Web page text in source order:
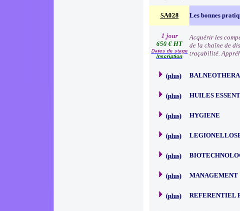
SA028 Les bonnes
1 jour
650 € HT
Dates de stage
Inscription
Acquérir les
de la chaîne de
traçabilité.
(plus)
(plus) HUILES
(plus) HYGIENE
(plus)
(plus)
(plus) MANAGEMENT
(plus) REFERENTIEL